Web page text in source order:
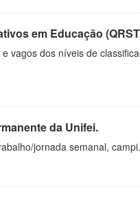
em Educação
dos níveis de
da Unifei.
jornada semanal, campi.